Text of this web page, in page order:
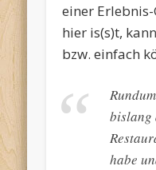
einer
hier is(s)t,
bzw. einfach
bislang
habe